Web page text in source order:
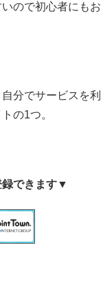
ので初心者にもお
分でサービスを利
の1つ。
できます▼